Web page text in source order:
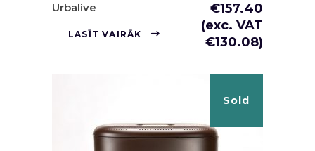
Urbalive
€157.40
(exc. VAT
€130.08)
LASĪT VAIRĀK
Sold